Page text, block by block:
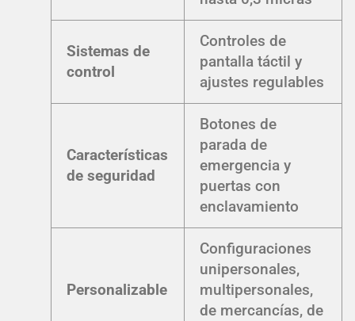
Sistemas de
control
Controles de
pantalla táctil y
ajustes regulables
Características
de seguridad
Botones de
parada de
emergencia y
puertas con
enclavamiento
Personalizable
Configuraciones
unipersonales,
multipersonales,
de mercancías, de